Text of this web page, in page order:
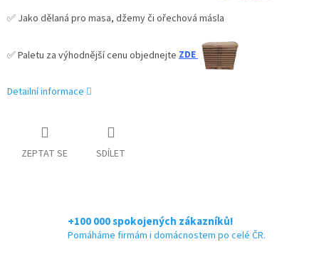
✅ Jako dělaná pro masa, džemy či ořechová másla
✅Paletu za výhodnější cenu objednejte ZDE
Detailní informace
ZEPTAT SE SDÍLET
+100 000 spokojených zákazníků!
Pomáháme firmám i domácnostem po celé ČR.